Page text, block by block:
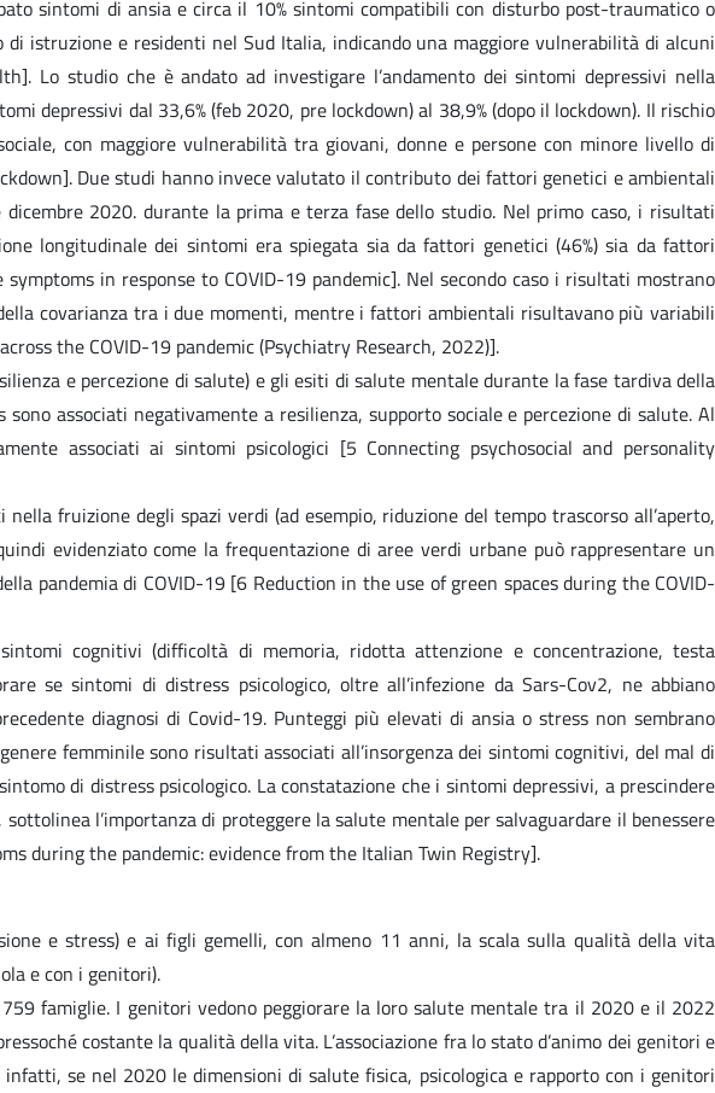
sintomi di ansia e circa il 10% sintomi compatibili con disturbo post-traumatico o
istruzione e residenti nel Sud Italia, indicando una maggiore vulnerabilità di alcuni
Lo studio che è andato ad investigare l’andamento dei sintomi depressivi nella
depressivi dal 33,6% (feb 2020, pre lockdown) al 38,9% (dopo il lockdown). Il rischio
con maggiore vulnerabilità tra giovani, donne e persone con minore livello di
Due studi hanno invece valutato il contributo dei fattori genetici e ambientali
2020. durante la prima e terza fase dello studio. Nel primo caso, i risultati
longitudinale dei sintomi era spiegata sia da fattori genetici (46%) sia da fattori
in response to COVID-19 pandemic]. Nel secondo caso i risultati mostrano
covarianza tra i due momenti, mentre i fattori ambientali risultavano più variabili
the COVID-19 pandemic (Psychiatry Research, 2022)].
e percezione di salute) e gli esiti di salute mentale durante la fase tardiva della
associati negativamente a resilienza, supporto sociale e percezione di salute. Al
associati ai sintomi psicologici [5 Connecting psychosocial and personality
fruizione degli spazi verdi (ad esempio, riduzione del tempo trascorso all’aperto,
evidenziato come la frequentazione di aree verdi urbane può rappresentare un
pandemia di COVID-19 [6 Reduction in the use of green spaces during the COVID-
cognitivi (difficoltà di memoria, ridotta attenzione e concentrazione, testa
se sintomi di distress psicologico, oltre all’infezione da Sars-Cov2, ne abbiano
diagnosi di Covid-19. Punteggi più elevati di ansia o stress non sembrano
femminile sono risultati associati all’insorgenza dei sintomi cognitivi, del mal di
di distress psicologico. La constatazione che i sintomi depressivi, a prescindere
l’importanza di proteggere la salute mentale per salvaguardare il benessere
during the pandemic: evidence from the Italian Twin Registry].
e stress) e ai figli gemelli, con almeno 11 anni, la scala sulla qualità della vita
e con i genitori).
famiglie. I genitori vedono peggiorare la loro salute mentale tra il 2020 e il 2022
costante la qualità della vita. L’associazione fra lo stato d’animo dei genitori e
se nel 2020 le dimensioni di salute fisica, psicologica e rapporto con i genitori